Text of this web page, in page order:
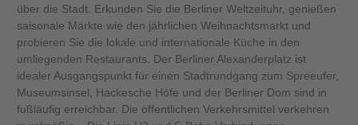
über die Stadt. Erkunden Sie die Berliner Weltzeituhr, genießen
saisonale Märkte wie den jährlichen Weihnachtsmarkt und
probieren Sie die lokale und internationale Küche in den
umliegenden Restaurants. Der Berliner Alexanderplatz ist
idealer Ausgangspunkt für einen Stadtrundgang zum Spreeufer,
Museumsinsel, Hackesche Höfe und der Berliner Dom sind in
fußläufig erreichbar. Die öffentlichen Verkehrsmittel verkehren